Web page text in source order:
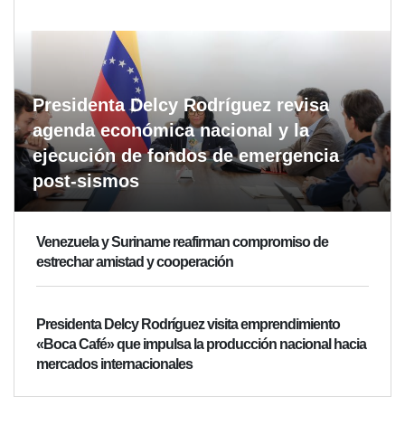
Presidenta Delcy Rodríguez revisa
agenda económica nacional y la
ejecución de fondos de emergencia
post-sismos
Venezuela y Suriname reafirman compromiso de
estrechar amistad y cooperación
Presidenta Delcy Rodríguez visita emprendimiento
«Boca Café» que impulsa la producción nacional hacia
mercados internacionales